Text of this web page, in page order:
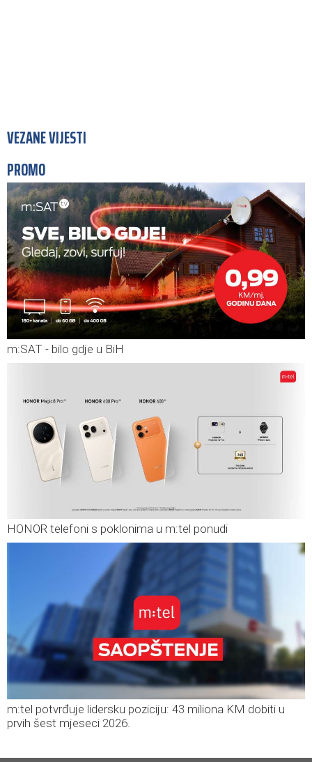
VEZANE VIJESTI
PROMO
m:SAT - bilo gdje u BiH
HONOR telefoni s poklonima u m:tel ponudi
m:tel potvrđuje lidersku poziciju: 43 miliona KM dobiti u
prvih šest mjeseci 2026.